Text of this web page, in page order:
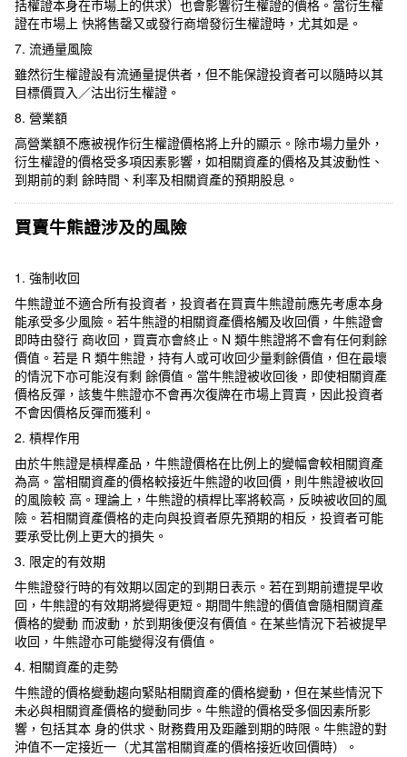
括權證本身在市場上的供求）也會影響衍生權證的價格。當衍生權
證在市場上 快將售罄又或發行商增發衍生權證時，尤其如是。
7. 流通量風險
雖然衍生權證設有流通量提供者，但不能保證投資者可以隨時以其
目標價買入／沽出衍生權證。
8. 營業額
高營業額不應被視作衍生權證價格將上升的顯示。除市場力量外，
衍生權證的價格受多項因素影響，如相關資產的價格及其波動性、
到期前的剩 餘時間、利率及相關資產的預期股息。
買賣牛熊證涉及的風險
1. 強制收回
牛熊證並不適合所有投資者，投資者在買賣牛熊證前應先考慮本身
能承受多少風險。若牛熊證的相關資產價格觸及收回價，牛熊證會
即時由發行 商收回，買賣亦會終止。N 類牛熊證將不會有任何剩餘
價值。若是 R 類牛熊證，持有人或可收回少量剩餘價值，但在最壞
的情況下亦可能沒有剩 餘價值。當牛熊證被收回後，即使相關資產
價格反彈，該隻牛熊證亦不會再次復牌在市場上買賣，因此投資者
不會因價格反彈而獲利。
2. 槓桿作用
由於牛熊證是槓桿產品，牛熊證價格在比例上的變幅會較相關資產
為高。當相關資產的價格較接近牛熊證的收回價，則牛熊證被收回
的風險較 高。理論上，牛熊證的槓桿比率將較高，反映被收回的風
險。若相關資產價格的走向與投資者原先預期的相反，投資者可能
要承受比例上更大的損失。
3. 限定的有效期
牛熊證發行時的有效期以固定的到期日表示。若在到期前遭提早收
回，牛熊證的有效期將變得更短。期間牛熊證的價值會隨相關資產
價格的變動 而波動，於到期後便沒有價值。在某些情況下若被提早
收回，牛熊證亦可能變得沒有價值。
4. 相關資產的走勢
牛熊證的價格變動趨向緊貼相關資產的價格變動，但在某些情況下
未必與相關資產價格的變動同步。牛熊證的價格受多個因素所影
響，包括其本 身的供求、財務費用及距離到期的時限。牛熊證的對
沖值不一定接近一（尤其當相關資產的價格接近收回價時）。